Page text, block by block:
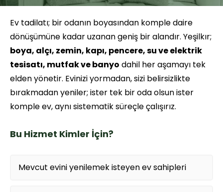
Ev tadilatı; bir odanın boyasından komple daire
dönüşümüne kadar uzanan geniş bir alandır. Yeşilkır;
boya, alçı, zemin, kapı, pencere, su ve elektrik
tesisatı, mutfak ve banyo dahil her aşamayı tek
elden yönetir. Evinizi yormadan, sizi belirsizlikte
bırakmadan yeniler; ister tek bir oda olsun ister
komple ev, aynı sistematik süreçle çalışırız.
Bu Hizmet Kimler İçin?
Mevcut evini yenilemek isteyen ev sahipleri